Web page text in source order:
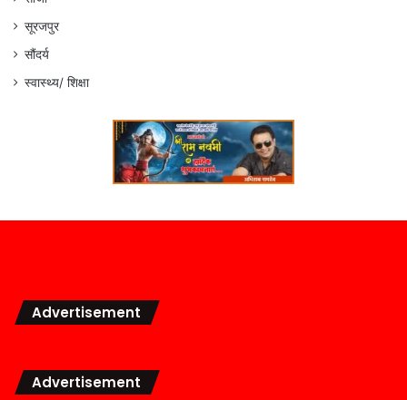
सूरजपुर
सौंदर्य
स्वास्थ्य/ शिक्षा
Advertisement
Advertisement